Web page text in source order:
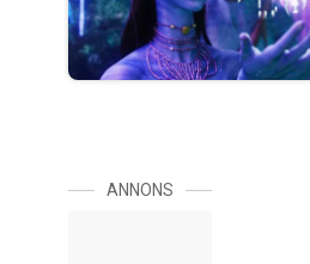
ANNONS